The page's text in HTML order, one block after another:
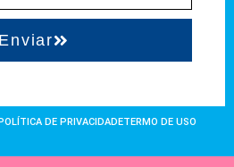
Enviar
DE PRIVACIDADETERMO DE USO